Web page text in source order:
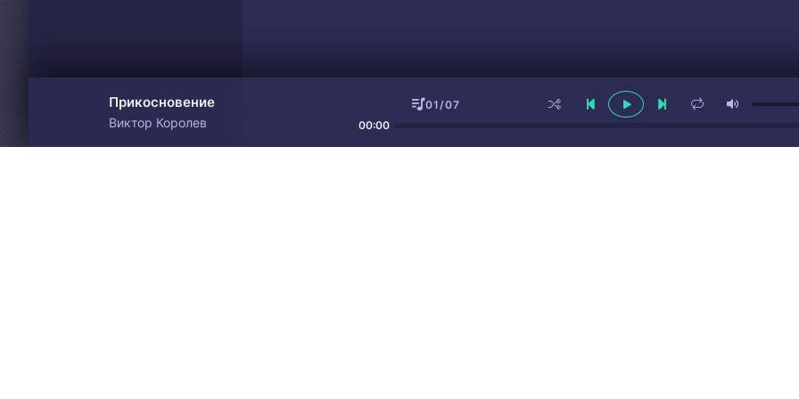
Прикосновение
Виктор Королев
01/07
00:00